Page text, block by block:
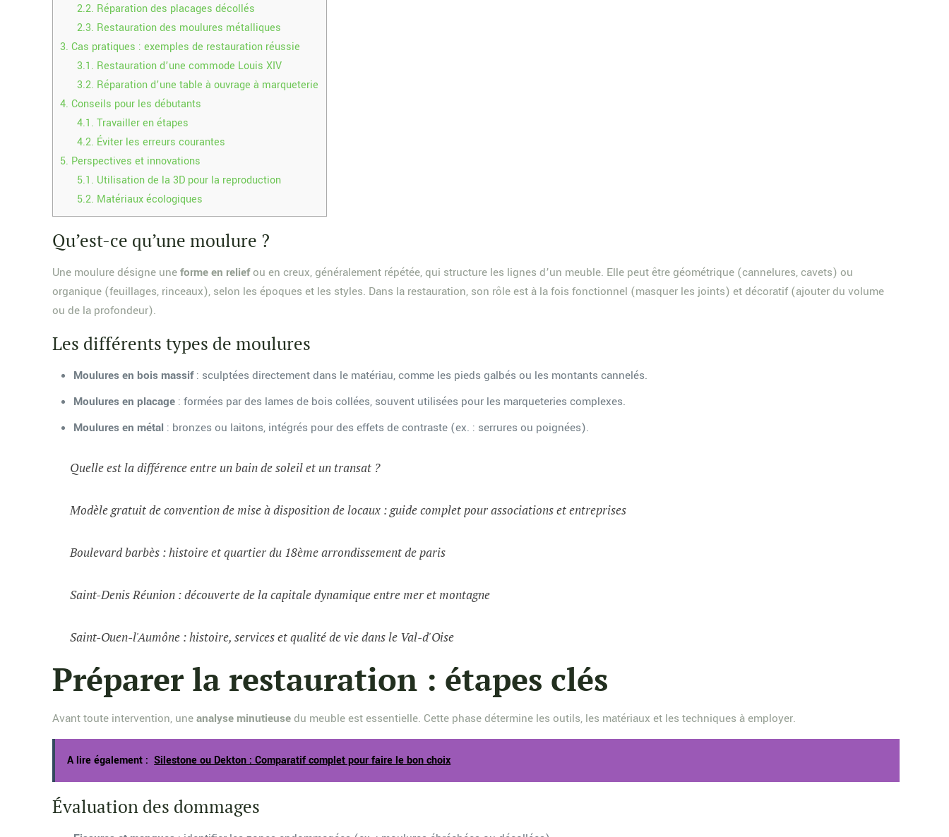
2.2. Réparation des placages décollés
2.3. Restauration des moulures métalliques
3. Cas pratiques : exemples de restauration réussie
3.1. Restauration d’une commode Louis XIV
3.2. Réparation d’une table à ouvrage à marqueterie
4. Conseils pour les débutants
4.1. Travailler en étapes
4.2. Éviter les erreurs courantes
5. Perspectives et innovations
5.1. Utilisation de la 3D pour la reproduction
5.2. Matériaux écologiques
Qu’est-ce qu’une moulure ?
Une moulure désigne uneforme en reliefou en creux, généralement répétée, qui structure les lignes d’un meuble. Elle peut être géométrique (cannelures, cavets) ou
organique (feuillages, rinceaux), selon les époques et les styles. Dans la restauration, son rôle est à la fois fonctionnel (masquer les joints) et décoratif (ajouter du volume
ou de la profondeur).
Les différents types de moulures
Moulures en bois massif: sculptées directement dans le matériau, comme les pieds galbés ou les montants cannelés.
Moulures en placage : formées par des lames de bois collées, souvent utilisées pour les marqueteries complexes.
Moulures en métal : bronzes ou laitons, intégrés pour des effets de contraste (ex. : serrures ou poignées).
Quelle est la différence entre un bain de soleil et un transat ?
Modèle gratuit de convention de mise à disposition de locaux : guide complet pour associations et entreprises
Boulevard barbès : histoire et quartier du 18ème arrondissement de paris
Saint-Denis Réunion : découverte de la capitale dynamique entre mer et montagne
Saint-Ouen-l'Aumône : histoire, services et qualité de vie dans le Val-d'Oise
Préparer la restauration : étapes clés
Avant toute intervention, uneanalyse minutieusedu meuble est essentielle. Cette phase détermine les outils, les matériaux et les techniques à employer.
A lire également : Silestone ou Dekton : Comparatif complet pour faire le bon choix
Évaluation des dommages